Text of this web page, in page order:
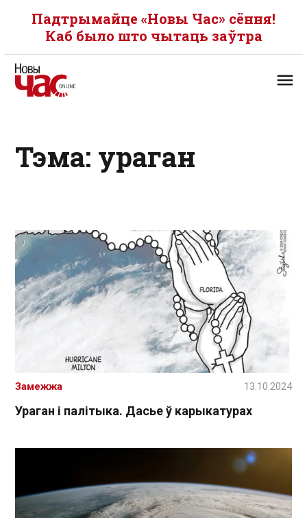
Падтрымайце «Новы Час» сёння!
Каб было што чытаць заўтра
Тэма: ураган
Ураган і палітыка. Дасье ў карыкатурах
Замежжа 13.10.2024